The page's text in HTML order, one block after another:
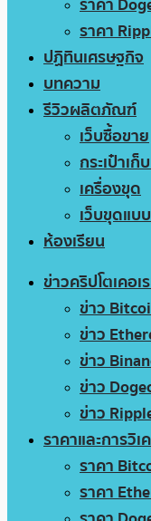
ราคา
ปฏิทินเศรษฐกิจ
บทความ
รีวิวผลิตภัณฑ์
เว็บซื้อขาย
กระเป๋าเ
เครื่องขุด
เว็บขุดแบ
ห้องเรียน
ข่าวคริปโตเคอเ
ข่าว
ข่าว
ข่าว
ข่าว
ข่าว
ราคาและการวิเ
ราคา
ราคา